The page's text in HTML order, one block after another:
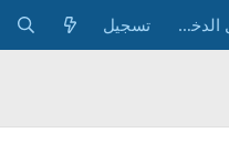
تسجيل الدخول تسجيل